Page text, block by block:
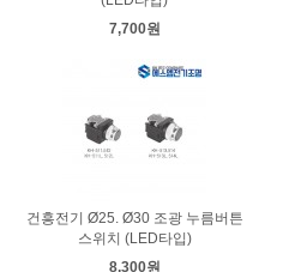
7,700원
건흥전기 Ø25. Ø30 조광 누름버튼
스위치 (LED타입)
8,300원